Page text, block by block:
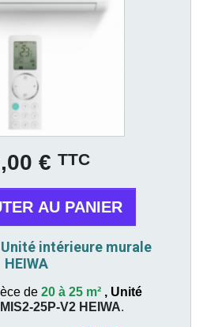
€ TTC
AU PANIER
intérieure murale
HEIWA
de 20 à 25 m² , Unité
25P-V2 HEIWA.